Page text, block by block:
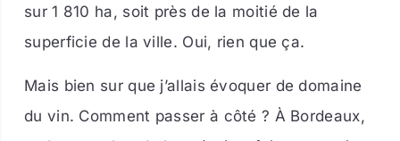
sur 1 810 ha, soit près de la moitié de la
superficie de la ville. Oui, rien que ça.
Mais bien sur que j’allais évoquer de domaine
du vin. Comment passer à côté ? À Bordeaux,